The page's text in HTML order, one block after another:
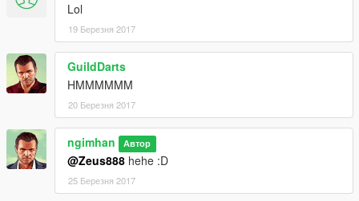
Lol
19 Березня 2017
GuildDarts
HMMMMMM
20 Березня 2017
ngimhan Автор
@Zeus888 hehe :D
25 Березня 2017